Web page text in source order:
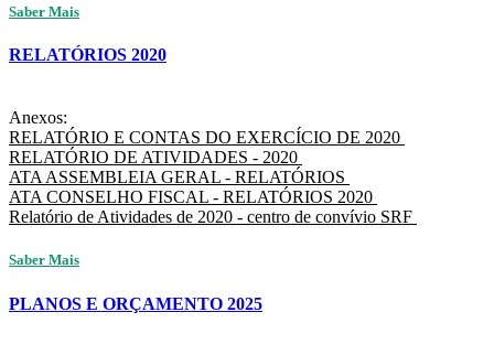
Saber Mais
RELATÓRIOS 2020
Anexos:
RELATÓRIO E CONTAS DO EXERCÍCIO DE 2020
RELATÓRIO DE ATIVIDADES - 2020
ATA ASSEMBLEIA GERAL - RELATÓRIOS
ATA CONSELHO FISCAL - RELATÓRIOS 2020
Relatório de Atividades de 2020 - centro de convívio SRF
Saber Mais
PLANOS E ORÇAMENTO 2025